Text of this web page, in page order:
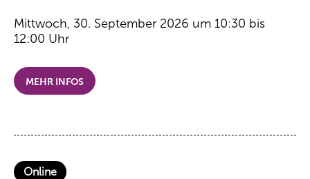
Mittwoch, 30. September 2026 um 10:30 bis
12:00 Uhr
MEHR INFOS
Online